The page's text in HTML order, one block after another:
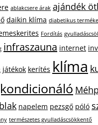
ablakcsere árak ajándék
daikin klíma diabetikus
Fordítás
infraszauna internet
játékok kerítés klíma
napelem pezsgő póló
természetes gyulladáscsökkentő